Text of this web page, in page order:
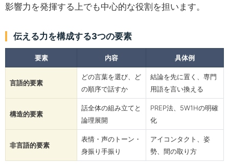
影響力を発揮する上でも中心的な役割を担います。
伝える力を構成する3つの要素
要素 内容 具体例
言語的要素
どの言葉を選び、ど
の順序で話すか
結論を先に置く、専門
用語を言い換える
構造的要素
話全体の組み立てと
論理展開
PREP法、5W1Hの明確
化
非言語的要素
表情・声のトーン・
身振り手振り
アイコンタクト、姿
勢、間の取り方